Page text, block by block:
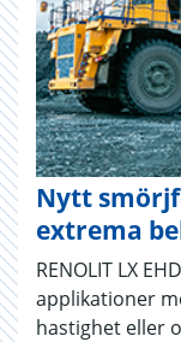
Nytt
extrema
RENOLIT LX
applikationer
hastighet eller